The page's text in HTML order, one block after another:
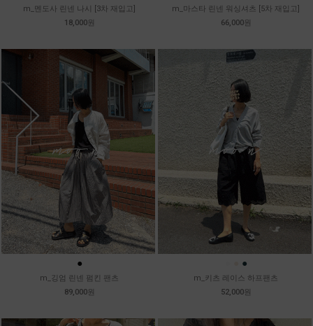
m_멘도사 린넨 나시 [3차 재입고]
18,000원
m_마스타 린넨 워싱셔츠 [5차 재입고]
66,000원
●
m_깅엄 린넨 펌킨 팬츠
89,000원
●
m_키츠 레이스 하프팬츠
52,000원